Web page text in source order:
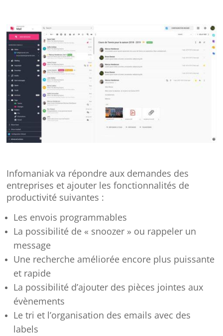
Infomaniak va répondre aux demandes des
entreprises et ajouter les fonctionnalités de
productivité suivantes :
Les envois programmables
La possibilité de « snoozer » ou rappeler un
message
Une recherche améliorée encore plus puissante
et rapide
La possibilité d’ajouter des pièces jointes aux
évènements
Le tri et l’organisation des emails avec des
labels